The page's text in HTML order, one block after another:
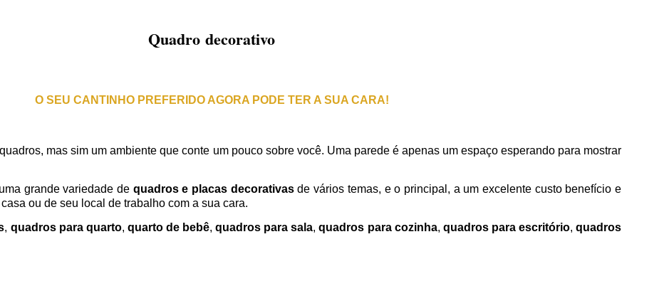
Quadro decorativo
O SEU CANTINHO PREFERIDO AGORA PODE TER A SUA CARA!
mas sim um ambiente que conte um pouco sobre você. Uma parede é apenas um espaço esperando para mostrar
grande variedade dequadros e placas decorativasde vários temas, e o principal, a um excelente custo benefício e
ou de seu local de trabalho com a sua cara.
, quadros para quarto, quarto de bebê,quadros para sala, quadros para cozinha, quadros para escritório,quadros